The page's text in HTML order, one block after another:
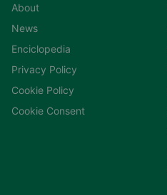
About
News
Enciclopedia
Privacy Policy
Cookie Policy
Cookie Consent